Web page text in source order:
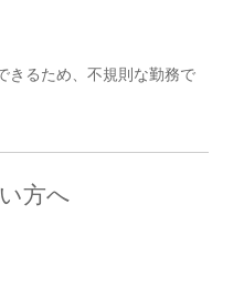
きるため、不規則な勤務で
方へ